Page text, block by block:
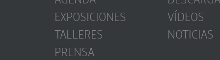
EXPOSICIONES
TALLERES
PRENSA
VÍDEOS
NOTICIAS